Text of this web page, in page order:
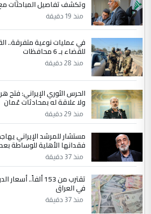
التعليق : واحد من عصابة علي ماما
جنسية الرافد الثالث للعراق ومن
ابا فرات ...
الموضوع :
الجواهري يرد على صدام
مضجعيك يابن الزنا (نص كامل)
سردار
التعليق : واحد من عصابة علي ماما
جنسية الرافد الثالث للعراق ومن
ابا فرات ...
الموضوع :
الجواهري يرد على صدام
مضجعيك يابن الزنا (نص كامل)
وتكشف تفاصيل المباحثات مع
منذ 19 دقيقة
للقضاء بـ 6 محافظات
منذ 28 دقيقة
الحرس الثوري الإيراني: فتح
ولا علاقة له بمحادثات عُمان
منذ 29 دقيقة
مستشار للمرشد الإيراني
فقدانها الأهلية للوساطة
منذ 37 دقيقة
تقترب من 153 ألفاً..
في العراق
منذ 37 دقيقة